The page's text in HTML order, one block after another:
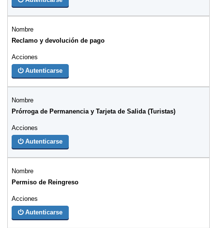
Reclamo y devolución de pago
Autenticarse
Prórroga de Permanencia y Tarjeta de Salida (Turistas)
Autenticarse
Permiso de Reingreso
Autenticarse